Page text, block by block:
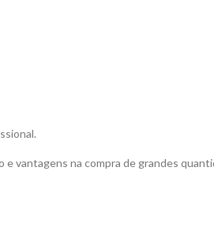
vantagens na compra de grandes